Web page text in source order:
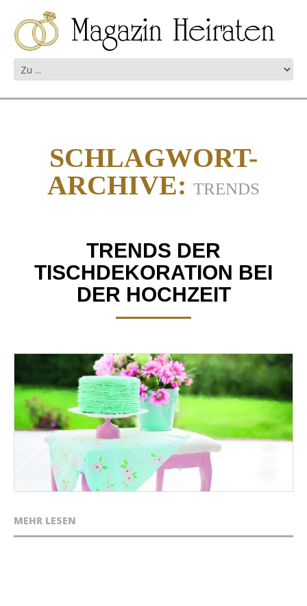
SCHLAGWORT-
ARCHIVE: TRENDS
TRENDS DER
TISCHDEKORATION BEI
DER HOCHZEIT
MEHR LESEN